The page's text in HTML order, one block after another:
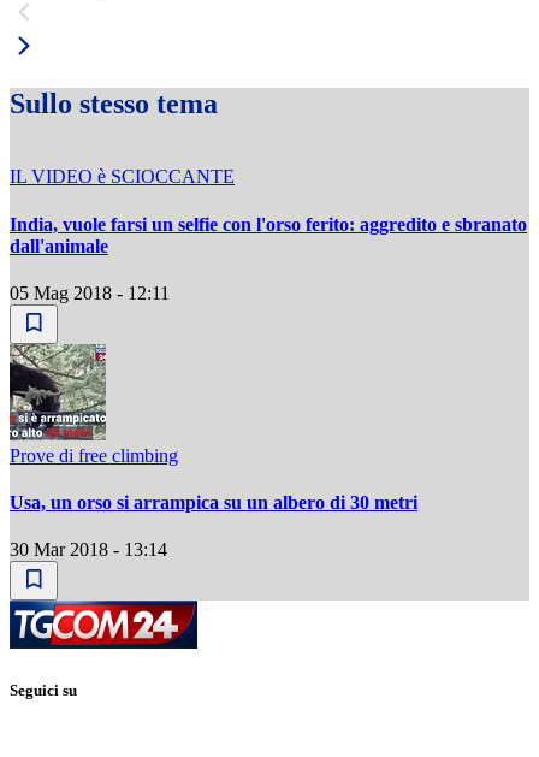
Sullo stesso tema
IL VIDEO è SCIOCCANTE
India, vuole farsi un selfie con l'orso ferito: aggredito e sbranato
dall'animale
05 Mag 2018 - 12:11
Prove di free climbing
Usa, un orso si arrampica su un albero di 30 metri
30 Mar 2018 - 13:14
Seguici su